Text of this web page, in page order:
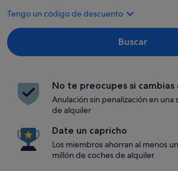
Tengo un código de descuento
Buscar
No te preocupes si cambias
Anulación sin penalización en una
de alquiler
Date un capricho
Los miembros ahorran al menos
millón de coches de alquiler